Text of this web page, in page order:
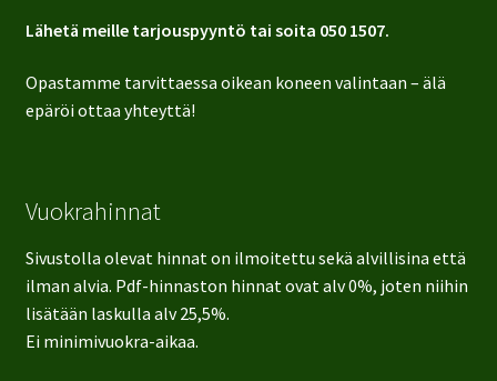
Lähetä meille tarjouspyyntö tai soita 050 1507.
Opastamme tarvittaessa oikean koneen valintaan – älä
epäröi ottaa yhteyttä!
Vuokrahinnat
Sivustolla olevat hinnat on ilmoitettu sekä alvillisina että
ilman alvia. Pdf-hinnaston hinnat ovat alv 0%, joten niihin
lisätään laskulla alv 25,5%.
Ei minimivuokra-aikaa.